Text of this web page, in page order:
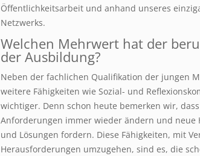
Öffentlichkeitsarbeit und anhand unseres
Netzwerks.
Welchen Mehrwert hat der
der Ausbildung?
Neben der fachlichen Qualifikation der jungen
weitere Fähigkeiten wie Sozial- und
wichtiger. Denn schon heute bemerken wir,
Anforderungen immer wieder ändern und neue
und Lösungen fordern. Diese Fähigkeiten, mit
Herausforderungen umzugehen, sind es, die